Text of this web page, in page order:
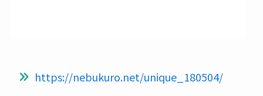
https://nebukuro.net/unique_180504/